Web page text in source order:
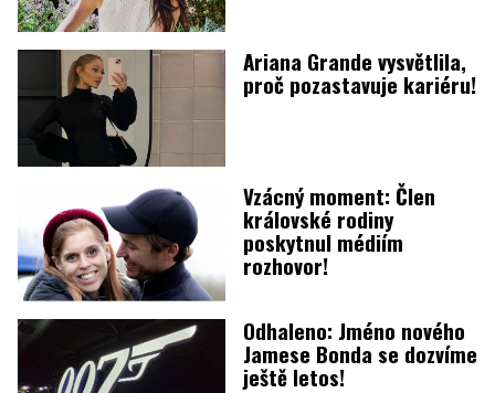
Ariana Grande vysvětlila,
proč pozastavuje kariéru!
Vzácný moment: Člen
královské rodiny
poskytnul médiím
rozhovor!
Odhaleno: Jméno nového
Jamese Bonda se dozvíme
ještě letos!